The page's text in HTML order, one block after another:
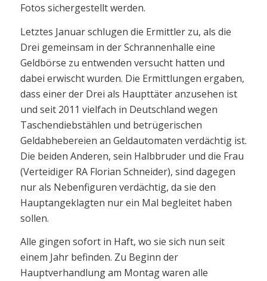
Fotos sichergestellt werden.
Letztes Januar schlugen die Ermittler zu, als die
Drei gemeinsam in der Schrannenhalle eine
Geldbörse zu entwenden versucht hatten und
dabei erwischt wurden. Die Ermittlungen ergaben,
dass einer der Drei als Haupttäter anzusehen ist
und seit 2011 vielfach in Deutschland wegen
Taschendiebstählen und betrügerischen
Geldabhebereien an Geldautomaten verdächtig ist.
Die beiden Anderen, sein Halbbruder und die Frau
(Verteidiger RA Florian Schneider), sind dagegen
nur als Nebenfiguren verdächtig, da sie den
Hauptangeklagten nur ein Mal begleitet haben
sollen.
Alle gingen sofort in Haft, wo sie sich nun seit
einem Jahr befinden. Zu Beginn der
Hauptverhandlung am Montag waren alle